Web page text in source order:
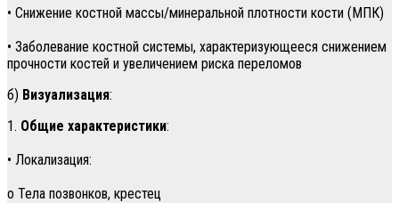
• Снижение костной массы/минеральной плотности кости (МПК)
• Заболевание костной системы, характеризующееся снижением
прочности костей и увеличением риска переломов
б) Визуализация:
1. Общие характеристики:
• Локализация:
о Тела позвонков, крестец